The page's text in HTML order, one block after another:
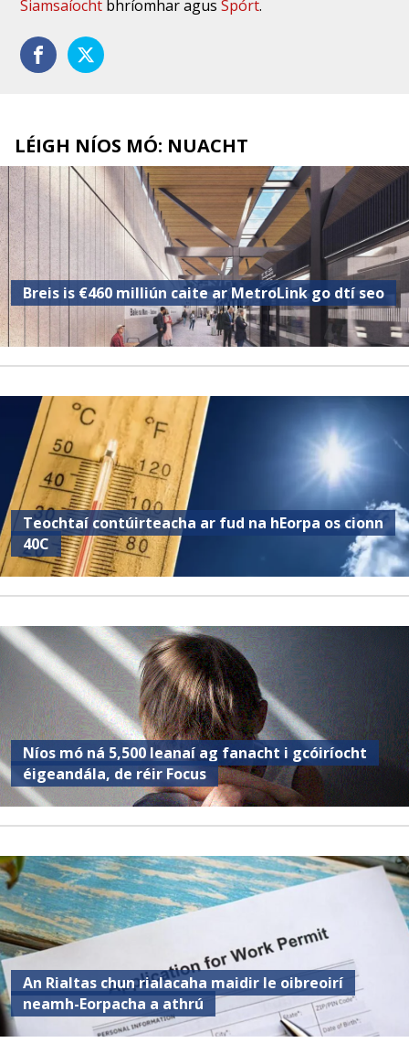
Siamsaíocht bhríomhar agusSpórt.
LÉIGH NÍOS MÓ: NUACHT
Breis is €460 milliún caite ar MetroLink go dtí seo
Teochtaí contúirteacha ar fud na hEorpa os cionn
40C
Níos mó ná 5,500 leanaí ag fanacht i gcóiríocht
éigeandála, de réir Focus
An Rialtas chun rialacaha maidir le oibreoirí
neamh-Eorpacha a athrú